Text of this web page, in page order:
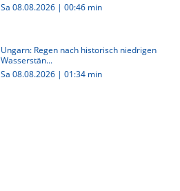
Sa 08.08.2026 | 00:46 min
Ungarn: Regen nach historisch niedrigen
Wasserstän...
Sa 08.08.2026 | 01:34 min